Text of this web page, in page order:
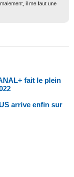
il me faut une
fait le plein
arrive enfin sur